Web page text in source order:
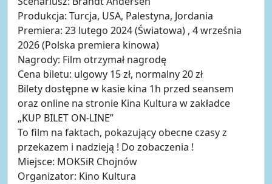
Produkcja: Turcja, USA, Palestyna, Jordania
Premiera: 23 lutego 2024 (Światowa) , 4 września
2026 (Polska premiera kinowa)
Nagrody: Film otrzymał nagrodę
Cena biletu: ulgowy 15 zł, normalny 20 zł
Bilety dostępne w kasie kina 1h przed seansem
oraz online na stronie Kina Kultura w zakładce
„KUP BILET ON-LINE”
To film na faktach, pokazujący obecne czasy z
przekazem i nadzieją ! Do zobaczenia !
Miejsce: MOKSiR Chojnów
Organizator: Kino Kultura